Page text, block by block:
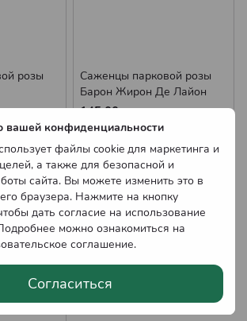
вашей конфиденциальности
файлы cookie для маркетинга и
а также для безопасной и
сайта. Вы можете изменить это в
браузера. Нажмите на кнопку
дать согласие на использование
можно ознакомиться на
соглашение.
Согласиться
розы
Саженцы парковой розы
Барон Жирон Де Лайон
145.00 грн
Нет в наличии
Оптовые цены